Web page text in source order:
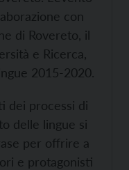
con
di Rovereto, il
e Ricerca,
2015-2020.
dei processi di
delle lingue si
per offrire a
e protagonisti